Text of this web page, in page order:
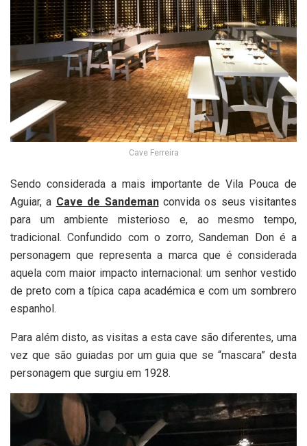
Cave Ferreira
Sendo considerada a mais importante de Vila Pouca de
Aguiar, a Cave de Sandemanconvida os seus visitantes
para um ambiente misterioso e, ao mesmo tempo,
tradicional. Confundido com o zorro, Sandeman Don é a
personagem que representa a marca que é considerada
aquela com maior impacto internacional: um senhor vestido
de preto com a típica capa académica e com um sombrero
espanhol.
Para além disto, as visitas a esta cave são diferentes, uma
vez que são guiadas por um guia que se “mascara” desta
personagem que surgiu em 1928.